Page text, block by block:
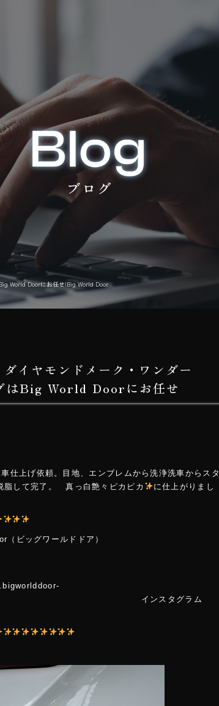
World Doorにお任せ|Big World Door
イヤモンドメーク・ワンダー
はBig World Doorにお任せ
仕上げ依頼。目地、エンブレムから洗浄洗車からスタ
脂して完了。 真っ白艶々ピカピカ
に仕上がりまし
ビッグワールドドア）
スタグラム